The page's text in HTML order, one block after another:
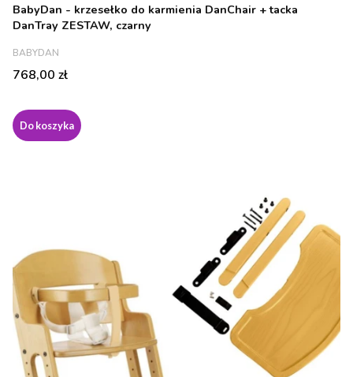
BabyDan - krzesełko do karmienia DanChair + tacka
DanTray ZESTAW, czarny
PRODUCENT
BABYDAN
Cena
768,00 zł
Do koszyka